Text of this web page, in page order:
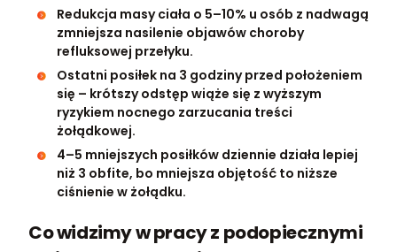
Redukcja masy ciała o 5–10% u osób z nadwagą
zmniejsza nasilenie objawów choroby
refluksowej przełyku.
Ostatni posiłek na 3 godziny przed położeniem
się – krótszy odstęp wiąże się z wyższym
ryzykiem nocnego zarzucania treści
żołądkowej.
4–5 mniejszych posiłków dziennie działa lepiej
niż 3 obfite, bo mniejsza objętość to niższe
ciśnienie w żołądku.
Co widzimy w pracy z podopiecznymi